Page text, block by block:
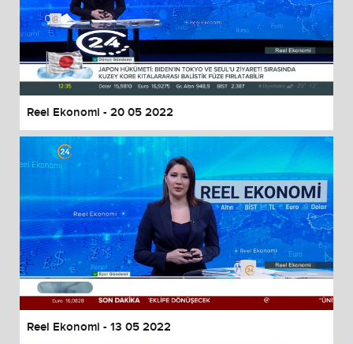
Reel Ekonomi - 20 05 2022
Reel Ekonomi - 13 05 2022